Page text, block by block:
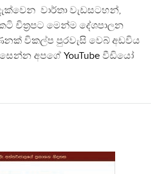
වාර්තා වැඩසටහන්,
චිත්‍රපට මෙන්ම දේශපාලන
විකල්ප පුරවැසි වෙබ් අඩවිය
අපගේ YouTube වීඩියෝ